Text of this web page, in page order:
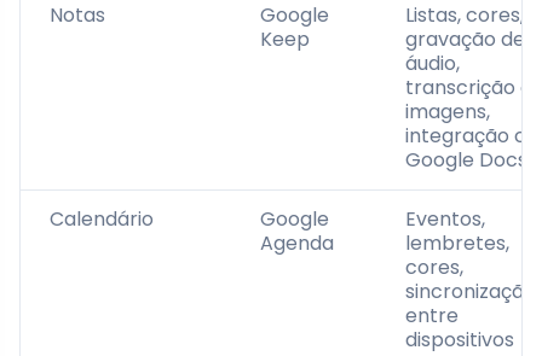
Notas
Google
Keep
Listas, cores,
gravação de
áudio,
transcrição
imagens,
integração
Google Docs
Calendário
Google
Agenda
Eventos,
lembretes,
cores,
sincronização
entre
dispositivos